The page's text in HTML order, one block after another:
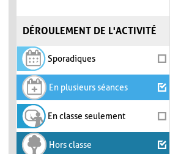
DÉROULEMENT DE L'ACTIVITÉ
Sporadiques
En plusieurs séances
En classe seulement
Hors classe